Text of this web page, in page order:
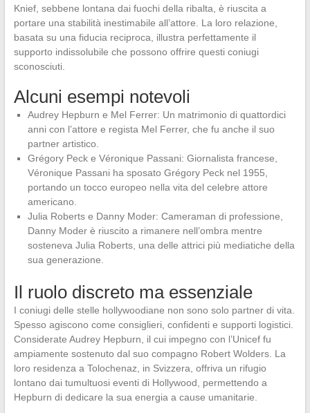
Knief, sebbene lontana dai fuochi della ribalta, è riuscita a
portare una stabilità inestimabile all’attore. La loro relazione,
basata su una fiducia reciproca, illustra perfettamente il
supporto indissolubile che possono offrire questi coniugi
sconosciuti.
Alcuni esempi notevoli
Audrey Hepburn e Mel Ferrer: Un matrimonio di quattordici
anni con l’attore e regista Mel Ferrer, che fu anche il suo
partner artistico.
Grégory Peck e Véronique Passani: Giornalista francese,
Véronique Passani ha sposato Grégory Peck nel 1955,
portando un tocco europeo nella vita del celebre attore
americano.
Julia Roberts e Danny Moder: Cameraman di professione,
Danny Moder è riuscito a rimanere nell’ombra mentre
sosteneva Julia Roberts, una delle attrici più mediatiche della
sua generazione.
Il ruolo discreto ma essenziale
I coniugi delle stelle hollywoodiane non sono solo partner di vita.
Spesso agiscono come consiglieri, confidenti e supporti logistici.
Considerate Audrey Hepburn, il cui impegno con l’Unicef fu
ampiamente sostenuto dal suo compagno Robert Wolders. La
loro residenza a Tolochenaz, in Svizzera, offriva un rifugio
lontano dai tumultuosi eventi di Hollywood, permettendo a
Hepburn di dedicare la sua energia a cause umanitarie.